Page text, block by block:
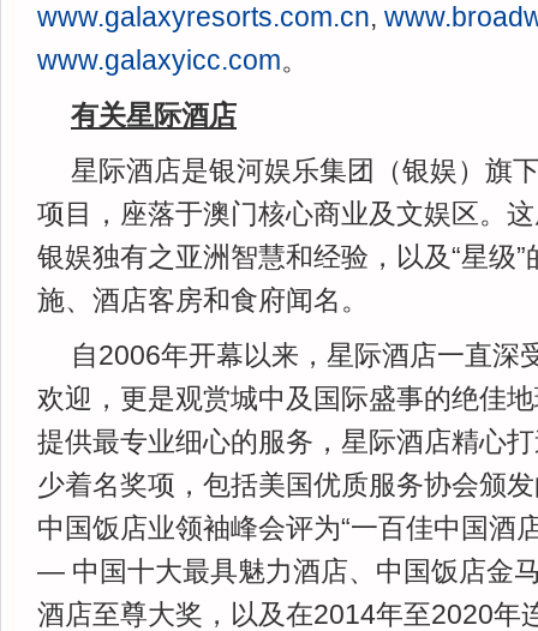
www.galaxyresorts.com.cn,
www.galaxyicc.com。
有关星际酒店
星际酒店是银河娱乐集团（银娱）旗
项目，座落于澳门核心商业及文娱区。
银娱独有之亚洲智慧和经验，以及“星级
施、酒店客房和食府闻名。
自2006年开幕以来，星际酒店一直深
欢迎，更是观赏城中及国际盛事的绝佳
提供最专业细心的服务，星际酒店精心
少着名奖项，包括美国优质服务协会颁
中国饭店业领袖峰会评为“一百佳中国酒
— 中国十大最具魅力酒店、中国饭店金
酒店至尊大奖，以及在2014年至2020年